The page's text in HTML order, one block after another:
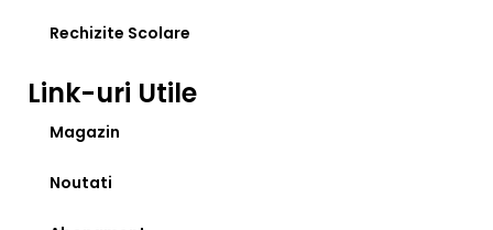
Rechizite Scolare
Link-uri Utile
Magazin
Noutati